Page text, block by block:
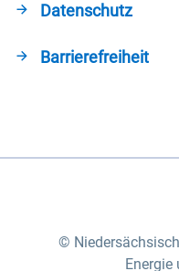
Datenschutz
Barrierefreiheit